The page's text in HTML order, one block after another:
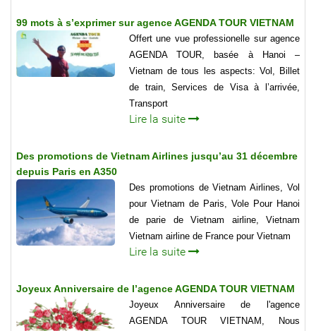
99 mots à s’exprimer sur agence AGENDA TOUR VIETNAM
Offert une vue professionelle sur agence
AGENDA TOUR, basée à Hanoi –
Vietnam de tous les aspects: Vol, Billet
de train, Services de Visa à l’arrivée,
Transport
Lire la suite
Des promotions de Vietnam Airlines jusqu’au 31 décembre
depuis Paris en A350
Des promotions de Vietnam Airlines, Vol
pour Vietnam de Paris, Vole Pour Hanoi
de parie de Vietnam airline, Vietnam
Vietnam airline de France pour Vietnam
Lire la suite
Joyeux Anniversaire de l’agence AGENDA TOUR VIETNAM
Joyeux Anniversaire de l'agence
AGENDA TOUR VIETNAM, Nous